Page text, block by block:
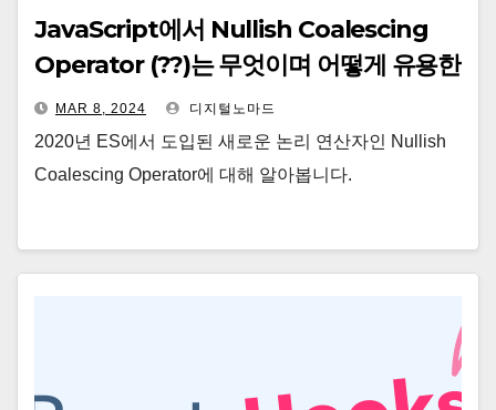
JavaScript에서 Nullish Coalescing
Operator (??)는 무엇이며 어떻게 유용한
가?MAR 8, 2024 디지털노마드
2020년 ES에서 도입된 새로운 논리 연산자인 Nullish
Coalescing Operator에 대해 알아봅니다.